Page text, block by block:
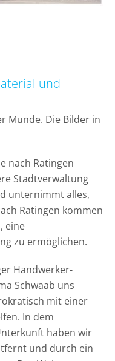
und
Munde. Die Bilder in
nach Ratingen
Stadtverwaltung
unternimmt alles,
Ratingen kommen
eine
zu ermöglichen.
Handwerker-
Schwaab uns
mit einer
In dem
haben wir
und durch ein